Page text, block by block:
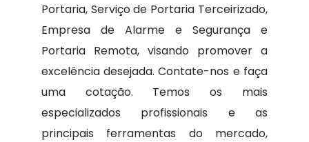
Portaria, Serviço de Portaria Terceirizado,
Empresa de Alarme e Segurança e
Portaria Remota, visando promover a
excelência desejada. Contate-nos e faça
uma cotação. Temos os mais
especializados profissionais e as
principais ferramentas do mercado,